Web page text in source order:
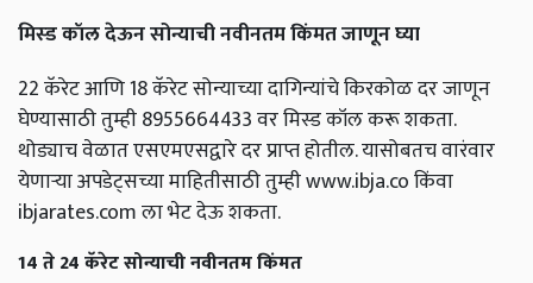
मिस्ड कॉल देऊन सोन्याची नवीनतम किंमत जाणून घ्या
22 कॅरेट आणि 18 कॅरेट सोन्याच्या दागिन्यांचे किरकोळ दर जाणून
घेण्यासाठी तुम्ही 8955664433 वर मिस्ड कॉल करू शकता.
थोड्याच वेळात एसएमएसद्वारे दर प्राप्त होतील. यासोबतच वारंवार
येणाऱ्या अपडेट्सच्या माहितीसाठी तुम्ही www.ibja.co किंवा
ibjarates.com ला भेट देऊ शकता.
14 ते 24 कॅरेट सोन्याची नवीनतम किंमत